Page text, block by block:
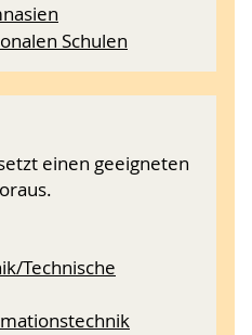
Schulen
einen geeigneten
Technische